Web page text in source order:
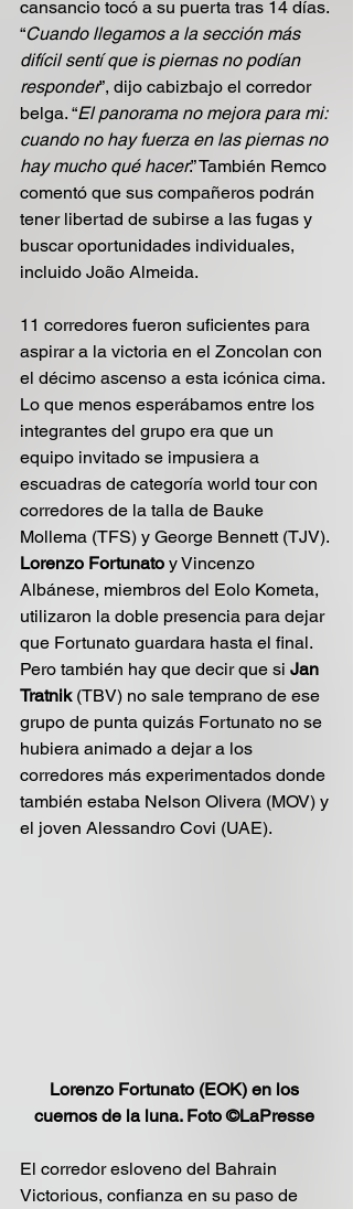
cansancio tocó a su puerta tras 14 días.
“Cuando llegamos a la sección más
difícil sentí que is piernas no podían
responder”, dijo cabizbajo el corredor
belga. “El panorama no mejora para mi:
cuando no hay fuerza en las piernas no
hay mucho qué hacer.” También Remco
comentó que sus compañeros podrán
tener libertad de subirse a las fugas y
buscar oportunidades individuales,
incluido João Almeida.
11 corredores fueron suficientes para
aspirar a la victoria en el Zoncolan con
el décimo ascenso a esta icónica cima.
Lo que menos esperábamos entre los
integrantes del grupo era que un
equipo invitado se impusiera a
escuadras de categoría world tour con
corredores de la talla de Bauke
Mollema (TFS) y George Bennett (TJV).
Lorenzo Fortunato y Vincenzo
Albánese, miembros del Eolo Kometa,
utilizaron la doble presencia para dejar
que Fortunato guardara hasta el final.
Pero también hay que decir que si Jan
Tratnik (TBV) no sale temprano de ese
grupo de punta quizás Fortunato no se
hubiera animado a dejar a los
corredores más experimentados donde
también estaba Nelson Olivera (MOV) y
el joven Alessandro Covi (UAE).
Lorenzo Fortunato (EOK) en los
cuernos de la luna. Foto ©LaPresse
El corredor esloveno del Bahrain
Victorious, confianza en su paso de